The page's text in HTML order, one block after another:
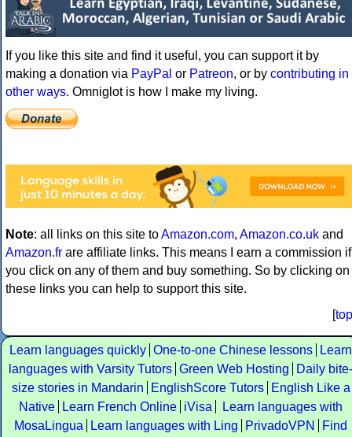
If you like this site and find it useful, you can support it by
making a donation via PayPal or Patreon, or by contributing in
other ways. Omniglot is how I make my living.
Note: all links on this site toAmazon.com, Amazon.co.uk and
Amazon.fr are affiliate links. This means I earn a commission if
you click on any of them and buy something. So by clicking on
these links you can help to support this site.
[top
Learn languages quickly One-to-one Chinese lessons
Learn
languages with Varsity Tutors Green Web Hosting
Daily bite-
size stories in Mandarin
EnglishScore Tutors
English Like a
Native
Learn French Online iVisa
Learn languages with
MosaLingua
Learn languages with Ling PrivadoVPN
Find